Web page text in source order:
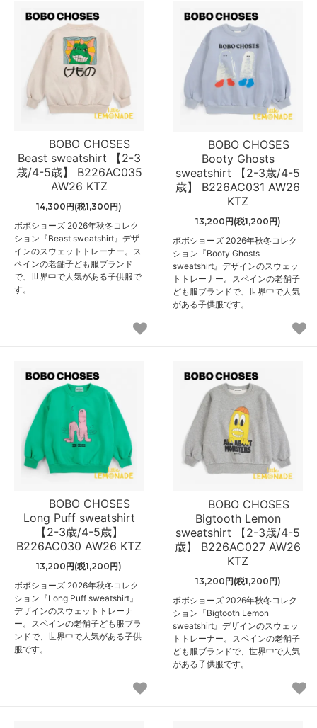
BOBO CHOSES
Beast sweatshirt 【2-3
歳/4-5歳】 B226AC035
AW26 KTZ
14,300円(税1,300円)
ボボショーズ 2026年秋冬コレク
ション『Beast sweatshirt』デザ
インのスウェットトレーナー。ス
ペインの老舗子ども服ブランド
で、世界中で人気がある子供服で
す。
BOBO CHOSES
Booty Ghosts
sweatshirt 【2-3歳/4-5
歳】 B226AC031 AW26
KTZ
13,200円(税1,200円)
ボボショーズ 2026年秋冬コレク
ション『Booty Ghosts
sweatshirt』デザインのスウェッ
トトレーナー。スペインの老舗子
ども服ブランドで、世界中で人気
がある子供服です。
BOBO CHOSES
Long Puff sweatshirt
【2-3歳/4-5歳】
B226AC030 AW26 KTZ
13,200円(税1,200円)
ボボショーズ 2026年秋冬コレク
ション『Long Puff sweatshirt』
デザインのスウェットトレーナ
ー。スペインの老舗子ども服ブラ
ンドで、世界中で人気がある子供
服です。
BOBO CHOSES
Bigtooth Lemon
sweatshirt 【2-3歳/4-5
歳】 B226AC027 AW26
KTZ
13,200円(税1,200円)
ボボショーズ 2026年秋冬コレク
ション『Bigtooth Lemon
sweatshirt』デザインのスウェッ
トトレーナー。スペインの老舗子
ども服ブランドで、世界中で人気
がある子供服です。